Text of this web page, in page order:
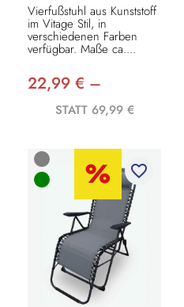
Vierfußstuhl aus Kunststoff
im Vitage Stil, in
verschiedenen Farben
verfügbar. Maße ca....
22,99 € –
STATT 69,99 €
favorite_border